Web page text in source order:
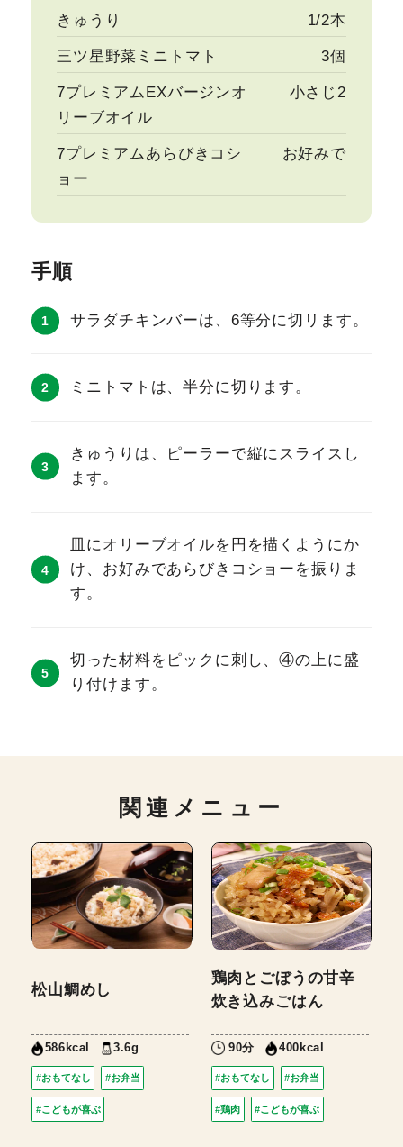
きゅうり 1/2本
三ツ星野菜ミニトマト 3個
7プレミアムEXバージンオ
リーブオイル
小さじ2
7プレミアムあらびきコシ
ョー
お好みで
手順
サラダチキンバーは、6等分に切リます。
ミニトマトは、半分に切ります。
きゅうりは、ピーラーで縦にスライスし
ます。
皿にオリーブオイルを円を描くようにか
け、お好みであらびきコショーを振りま
す。
切った材料をピックに刺し、④の上に盛
り付けます。
関連メニュー
松山鯛めし
586kcal 3.6g
#おもてなし #お弁当
#こどもが喜ぶ
鶏肉とごぼうの甘辛
炊き込みごはん
90分 400kcal
#おもてなし #お弁当
#鶏肉 #こどもが喜ぶ